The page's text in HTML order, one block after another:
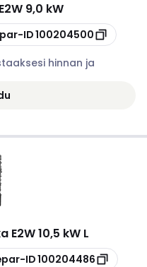
9,0 kW
ID100204500
hinnan ja
10,5 kW L
ID100204486